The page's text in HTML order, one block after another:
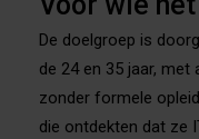
De doelgroep is
de 24 en 35 jaar,
zonder formele
die ontdekten dat ze